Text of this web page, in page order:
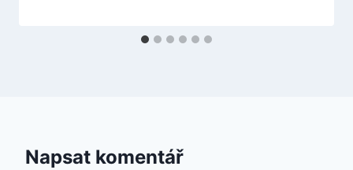
Napsat komentář